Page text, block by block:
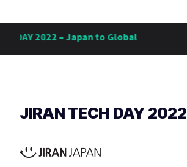
DAY 2022 – Japan to Global
JIRAN TECH DAY 2022